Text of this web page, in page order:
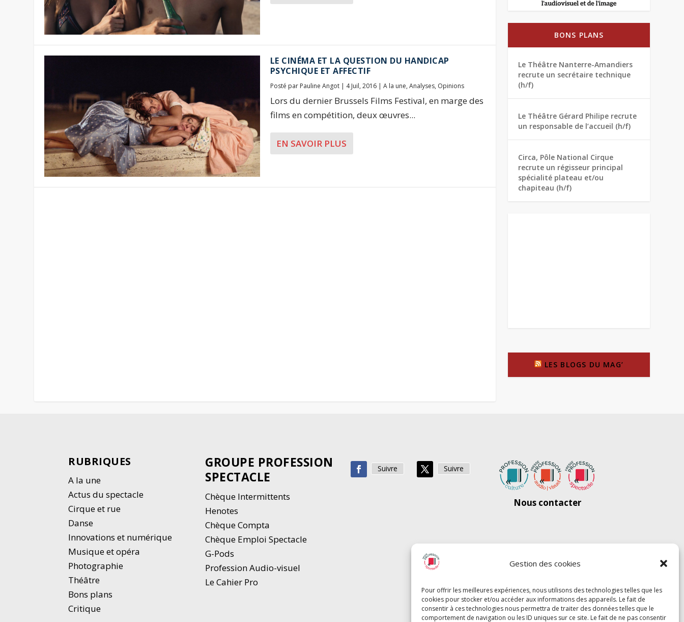
Gestion des cookies
Pour offrir les meilleures expériences, nous utilisons des technologies telles que les
cookies pour stocker et/ou accéder aux informations des appareils. Le fait de
consentir à ces technologies nous permettra de traiter des données telles que le
comportement de navigation ou les ID uniques sur ce site. Le fait de ne pas consentir
LE CINÉMA ET LA QUESTION DU HANDICAP
PSYCHIQUE ET AFFECTIF
Posté par Pauline Angot| 4 Juil, 2016| A la une, Analyses, Opinions
Lors du dernier Brussels Films Festival, en marge des
films en compétition, deux œuvres...
EN SAVOIR PLUS
BONS PLANS
Le Théâtre Nanterre-Amandiers
recrute un secrétaire technique
(h/f)
Le Théâtre Gérard Philipe recrute
un responsable de l’accueil (h/f)
Circa, Pôle National Cirque
recrute un régisseur principal
spécialité plateau et/ou
chapiteau (h/f)
LES BLOGS DU MAG’
RUBRIQUES
A la une
Actus du spectacle
Cirque et rue
Danse
Innovations et numérique
Musique et opéra
Photographie
Théâtre
Bons plans
Critique
GROUPE PROFESSION
SPECTACLE
Chèque Intermittents
Henotes
Chèque Compta
Chèque Emploi Spectacle
G-Pods
Profession Audio-visuel
Le Cahier Pro
Suivre Suivre
Nous contacter